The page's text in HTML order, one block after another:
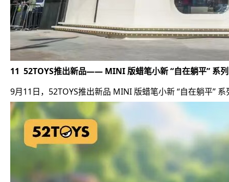
11 52TOYS推出新品—— MINI 版蜡笔小新 “自在躺平” 系列
9月11日，52TOYS推出新品 MINI 版蜡笔小新 “自在躺平”